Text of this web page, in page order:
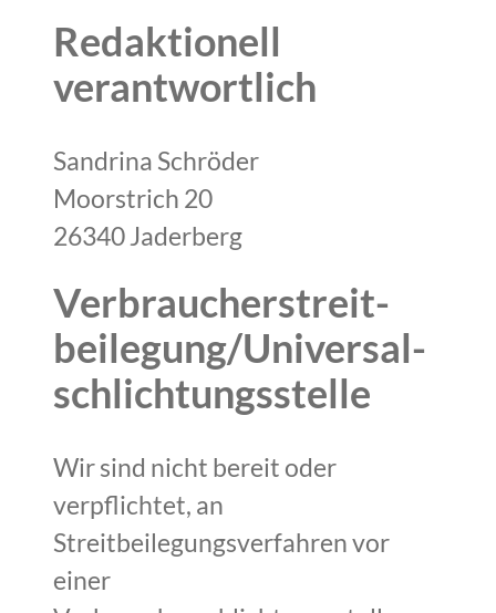
Redaktionell
verantwortlich
Sandrina Schröder
Moorstrich 20
26340 Jaderberg
Verbraucher­streit­
beilegung/Universal­
schlichtungs­stelle
Wir sind nicht bereit oder
verpflichtet, an
Streitbeilegungsverfahren vor
einer